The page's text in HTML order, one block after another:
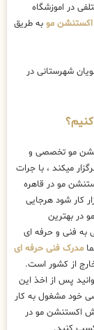
مو تخصصی و
میکند ، با جرات
مو در قاهره
در بهترین
فنی و حرفه ای
مدرک فنی حرفه ای
از کشور است.
پس از اخذ این
خود مشغول به کار
اکستنشن مو در
کنید.
مو در قاهره ،
مو بسیار
مانند دیگر رشته